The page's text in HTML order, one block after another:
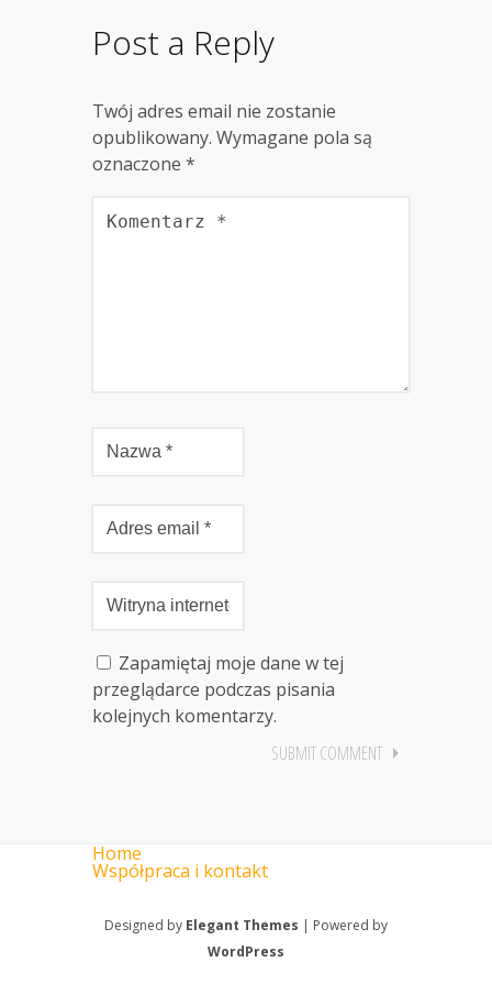
Post a Reply
Twój adres email nie zostanie
opublikowany. Wymagane pola są
oznaczone *
Zapamiętaj moje dane w tej
przeglądarce podczas pisania
kolejnych komentarzy.
Home
Współpraca i kontakt
Designed by Elegant Themes | Powered by
WordPress